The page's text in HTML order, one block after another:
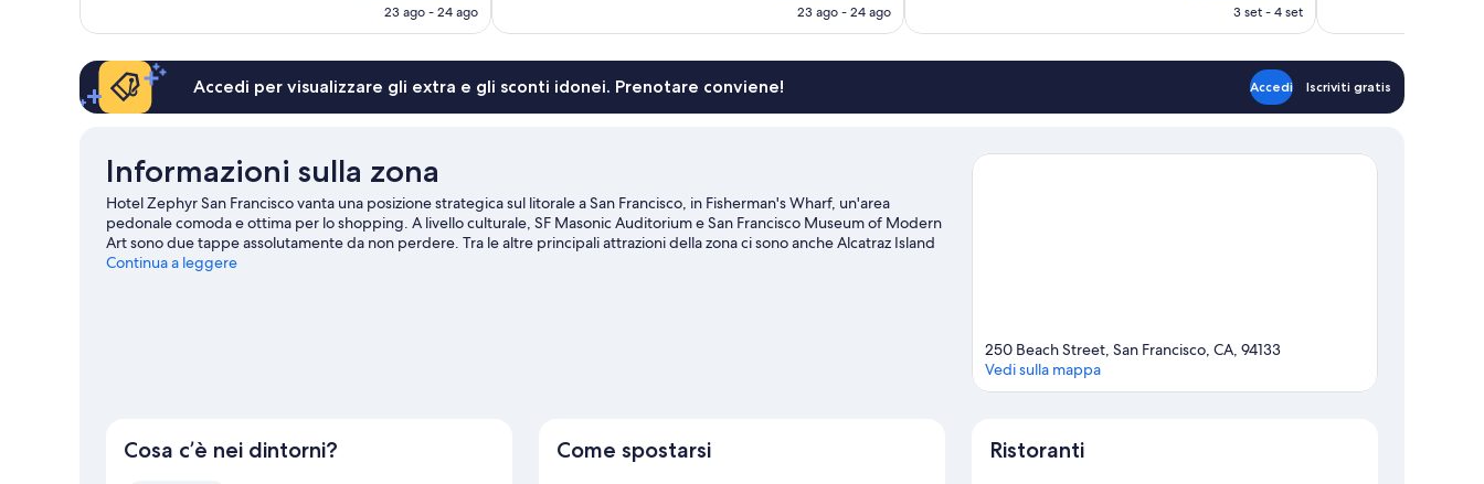
attuale
23 ago - 24 ago
attuale
23 ago - 24 ago
recensioni
attuale
3 set - 4 set
recensioni
Accedi per visualizzare gli extra e gli sconti idonei. Prenotare conviene! Accedi Iscriviti gratis
Informazioni sulla zona
Hotel Zephyr San Francisco vanta una posizione strategica sul litorale a San Francisco, in Fisherman's Wharf, un'area
pedonale comoda e ottima per lo shopping. A livello culturale, SF Masonic Auditorium e San Francisco Museum of Modern
Art sono due tappe assolutamente da non perdere. Tra le altre principali attrazioni della zona ci sono anche Alcatraz Island
e Palace Hotel, a Luxury Collection Hotel, San Francisco. Sei in cerca di eventi sportivi o spettacoli a cui assistere? Oracle
Continua a leggere
250 Beach Street, San Francisco, CA, 94133
Vedi sulla mappa
Cosa c’è nei dintorni? Come spostarsi Ristoranti